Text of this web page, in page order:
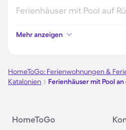
Ferienhäuser mit Pool auf
Ferienhäuser mit Pool am
Ferienhäuser mit Pool an
Ferienhäuser mit Pool im
Mehr anzeigen
HomeToGo: Ferienwohnungen &
Katalonien
Ferienhäuser mit Pool
HomeToGo